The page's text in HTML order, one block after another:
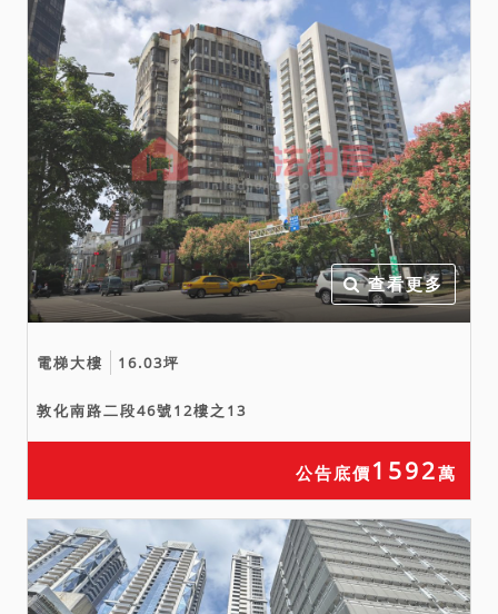
由得標人自理負擔。防水保
固期限至115年10月31日，
建築結構體保固期限至128
年10月31日。
查看更多
電梯大樓 16.03坪
敦化南路二段46號12樓之13
公告底價 1592萬